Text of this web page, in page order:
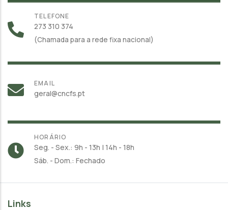
TELEFONE
273 310 374
(Chamada para a rede fixa nacional)
EMAIL
geral@cncfs.pt
HORÁRIO
Seg. - Sex.: 9h - 13h | 14h - 18h
Sáb. - Dom.: Fechado
Links